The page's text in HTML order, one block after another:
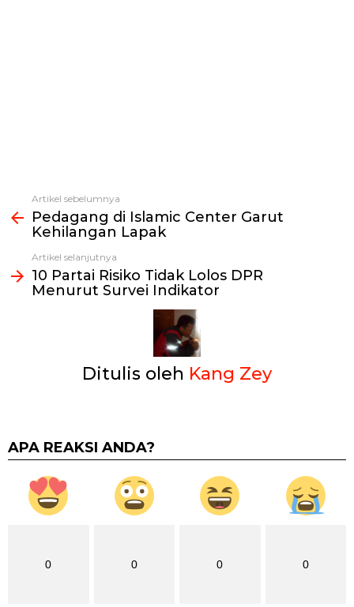
Lihat
selengkapnya
Artikel sebelumnya
Pedagang di Islamic Center Garut
Kehilangan Lapak
Artikel selanjutnya
10 Partai Risiko Tidak Lolos DPR
Menurut Survei Indikator
Ditulis oleh Kang Zey
APA REAKSI ANDA?
0 0 0 0